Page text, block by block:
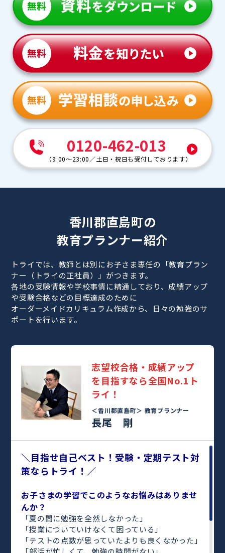
0120-462-013
（9:00～23:00 ／土日・祝日も受付しております）
香川郡直島町の
教育プランナー紹介
トライでは、教師とは別にお子さま専任の「教育プラン
ナー（トライの正社員）」がつきます。
各地の受験情報や学校事情に精通しており、成績アップ
や受験合格などの目標達成のために
オーダーメイドカリキュラム作成から、日々の勉強のサ
ポートを行います。
志望校合格・成績アップ
を目指すなら全国No.1ト
ライ！
＜香川郡直島町＞ 教育プランナー
長尾 剛
＼目指せ自己ベスト！受験・定期テスト対
策ならトライ！／
お子さまの学習でこのようなお悩みはありませ
んか？
「夏の間に勉強を全然しなかった」
「授業についていけなくて困っている」
「テストの点数が思っていたよりも良くなかった」